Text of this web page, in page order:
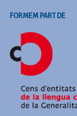
FORMEM PART DE